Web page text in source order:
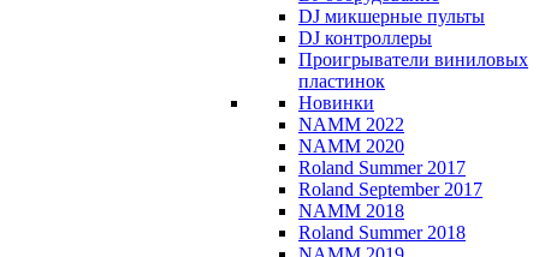
DJ микшерные пульты
DJ контроллеры
Проигрыватели виниловых
пластинок
Новинки
NAMM 2022
NAMM 2020
Roland Summer 2017
Roland September 2017
NAMM 2018
Roland Summer 2018